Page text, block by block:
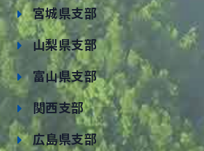
宮城県支部
山梨県支部
富山県支部
関西支部
広島県支部